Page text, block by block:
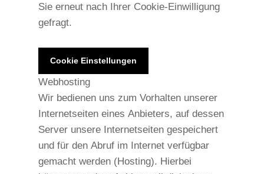
Sie erneut nach Ihrer Cookie-Einwilligung
gefragt.
Cookie Einstellungen
Webhosting
Wir bedienen uns zum Vorhalten unserer
Internetseiten eines Anbieters, auf dessen
Server unsere Internetseiten gespeichert
und für den Abruf im Internet verfügbar
gemacht werden (Hosting). Hierbei